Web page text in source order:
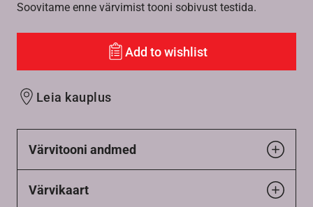
Soovitame enne värvimist tooni sobivust testida.
Add to wishlist
Leia kauplus
Värvitooni andmed
Värvikaart